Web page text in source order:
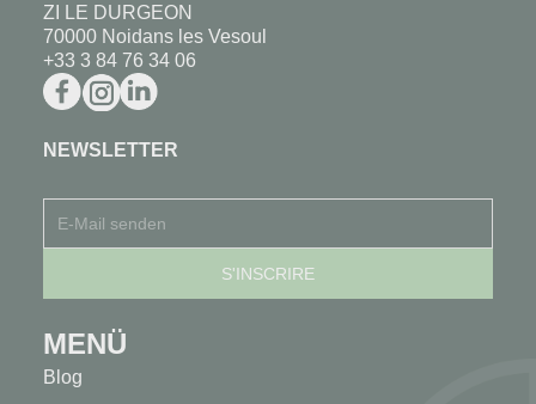
ZI LE DURGEON
70000 Noidans les Vesoul
+33 3 84 76 34 06
NEWSLETTER
MENÜ
Blog